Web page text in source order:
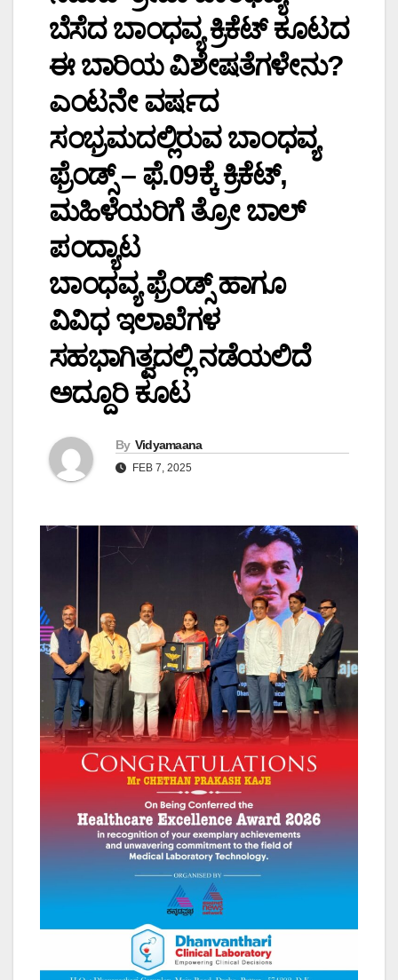
ಬೆಸೆದ ಬಾಂಧವ್ಯ ಕ್ರಿಕೆಟ್ ಕೂಟದ
ಈ ಬಾರಿಯ ವಿಶೇಷತೆಗಳೇನು?
ಎಂಟನೇ ವರ್ಷದ
ಸಂಭ್ರಮದಲ್ಲಿರುವ ಬಾಂಧವ್ಯ
ಫ್ರೆಂಡ್ಸ್ – ಫೆ.09ಕ್ಕೆ ಕ್ರಿಕೆಟ್,
ಮಹಿಳೆಯರಿಗೆ ತ್ರೋ ಬಾಲ್
ಪಂದ್ಯಾಟ
ಬಾಂಧವ್ಯ ಫ್ರೆಂಡ್ಸ್ ಹಾಗೂ
ವಿವಿಧ ಇಲಾಖೆಗಳ
ಸಹಭಾಗಿತ್ವದಲ್ಲಿ ನಡೆಯಲಿದೆ
ಅದ್ದೂರಿ ಕೂಟ
By Vidyamaana
FEB 7, 2025